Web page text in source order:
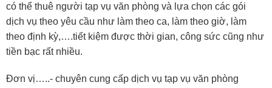
có thể thuê người tạp vụ văn phòng và lựa chọn các gói
dịch vụ theo yêu cầu như làm theo ca, làm theo giờ, làm
theo định kỳ,….tiết kiệm được thời gian, công sức cũng như
tiền bạc rất nhiều.
Đơn vị…..- chuyên cung cấp dịch vụ tạp vụ văn phòng